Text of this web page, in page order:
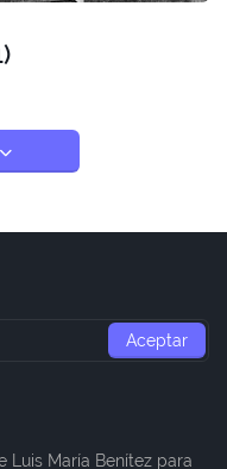
Luis María Benítez para